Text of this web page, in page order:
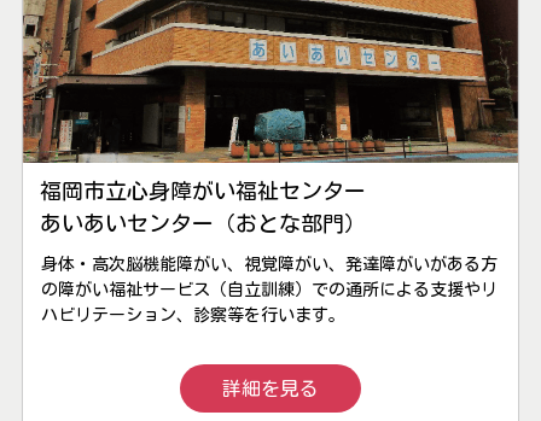
福岡市立心身障がい福祉センター
あいあいセンター（おとな部門）
身体・高次脳機能障がい、視覚障がい、発達障がいがある方
の障がい福祉サービス（自立訓練）での通所による支援やリ
ハビリテーション、診察等を行います。
詳細を見る